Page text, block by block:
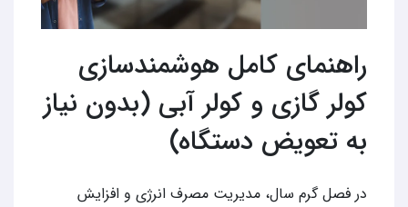
راهنمای کامل هوشمندسازی
کولر گازی و کولر آبی (بدون نیاز
به تعویض دستگاه)
در فصل گرم سال، مدیریت مصرف انرژی و افزایش